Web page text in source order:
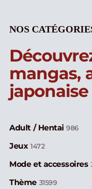
NOS
mangas,
Adult / Hentai986
Jeux 1472
Mode et accessoires
Thème 31599